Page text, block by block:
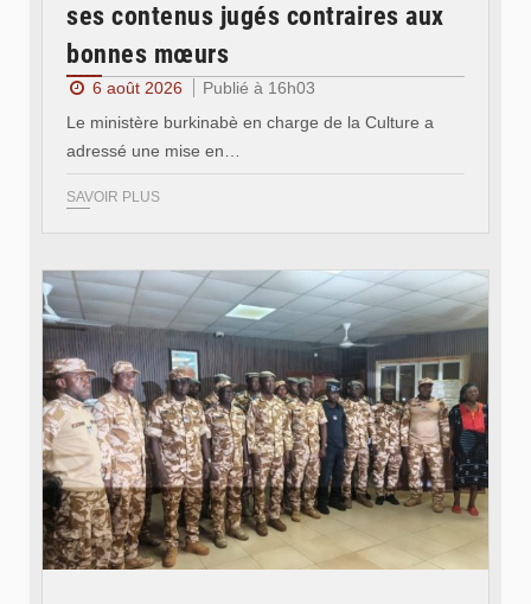
ses contenus jugés contraires aux
bonnes mœurs
6 août 2026
Publié à 16h03
Le ministère burkinabè en charge de la Culture a
adressé une mise en…
SAVOIR PLUS